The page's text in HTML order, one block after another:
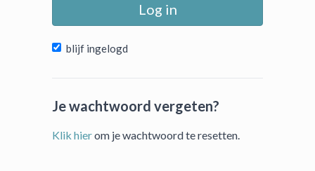
Log in
blijf ingelogd
Je wachtwoord vergeten?
Klik hierom je wachtwoord te resetten.